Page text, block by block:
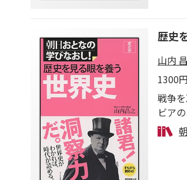
歴史
山内
1300
戦争
ビア
生き